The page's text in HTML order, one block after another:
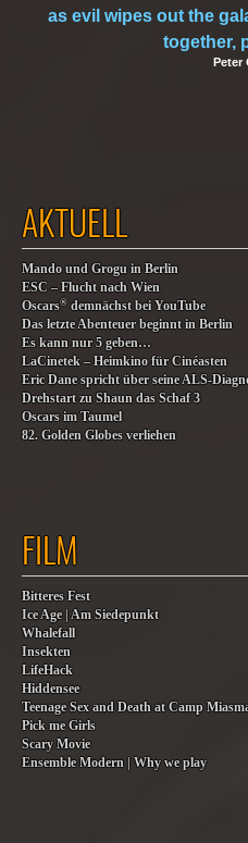
as evil wipes out the
together,
Peter
AKTUELL
Mando und Grogu in Berlin
ESC – Flucht nach Wien
Oscars® demnächst bei YouTube
Das letzte Abenteuer beginnt in Berlin
Es kann nur 5 geben…
LaCinetek – Heimkino für Cinéasten
Eric Dane spricht über seine ALS-
Drehstart zu Shaun das Schaf 3
Oscars im Taumel
82. Golden Globes verliehen
FILM
Bitteres Fest
Ice Age | Am Siedepunkt
Whalefall
Insekten
LifeHack
Hiddensee
Teenage Sex and Death at Camp
Pick me Girls
Scary Movie
Ensemble Modern | Why we play